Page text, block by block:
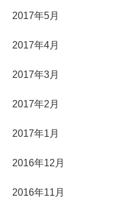
2017年5月
2017年4月
2017年3月
2017年2月
2017年1月
2016年12月
2016年11月